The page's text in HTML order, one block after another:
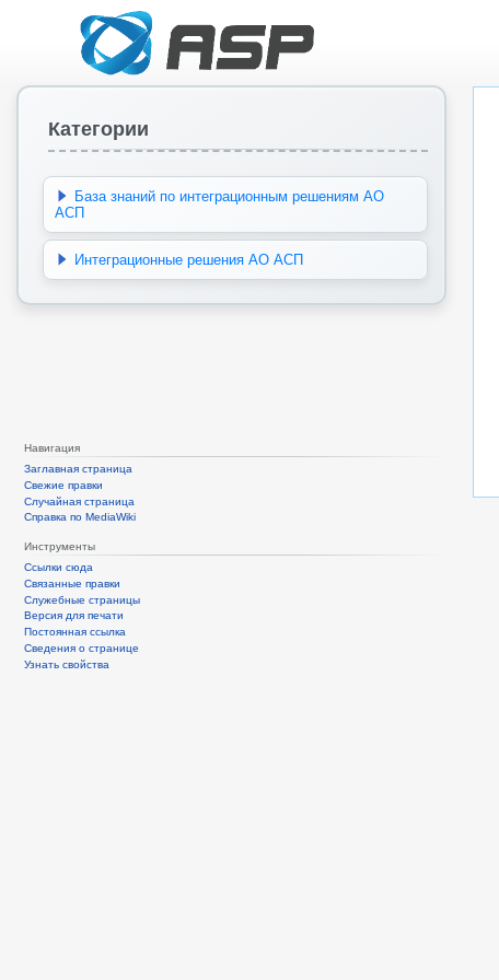
Категории
База знаний по интеграционным решениям АО
АСП
Интеграционные решения АО АСП
Навигация
Заглавная страница
Свежие правки
Случайная страница
Справка по MediaWiki
Инструменты
Ссылки сюда
Связанные правки
Служебные страницы
Версия для печати
Постоянная ссылка
Сведения о странице
Узнать свойства